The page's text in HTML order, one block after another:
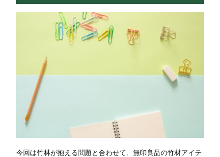
今回は竹林が抱える問題と合わせて、無印良品の竹材アイテ